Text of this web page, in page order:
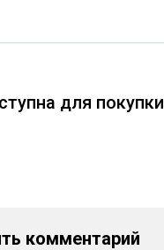
для покупки
комментарий